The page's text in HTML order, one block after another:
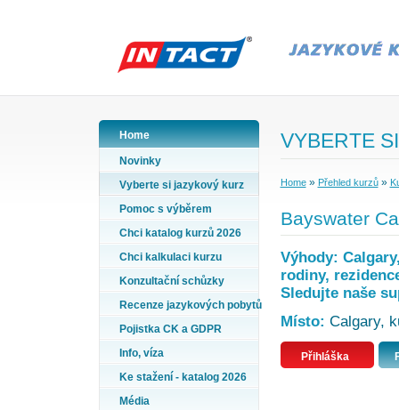
Home
Novinky
Vyberte si jazykový kurz
Pomoc s výběrem
Chci katalog kurzů 2026
Chci kalkulaci kurzu
Konzultační schůzky
Recenze jazykových pobytů
Pojistka CK a GDPR
Info, víza
Ke stažení - katalog 2026
Média
VYBERTE
Home» Přehled kurzů»
Bayswater
Výhody:
rodiny,
Sledujte naše
Místo: Calgary,
Přihláška